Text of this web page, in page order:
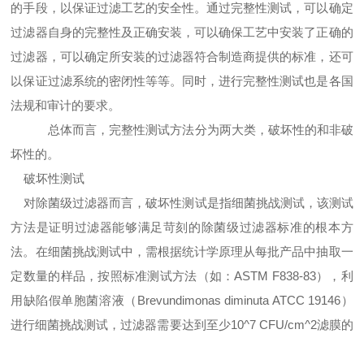
的手段，以保证过滤工艺的安全性。通过完整性测试，可以确定
过滤器自身的完整性及正确安装，可以确保工艺中安装了正确的
过滤器，可以确定所安装的过滤器符合制造商提供的标准，还可
以保证过滤系统的密闭性等等。同时，进行完整性测试也是各国
法规和审计的要求。
总体而言，完整性测试方法分为两大类，破坏性的和非破
坏性的。
破坏性测试
对除菌级过滤器而言，破坏性测试是指细菌挑战测试，该测试
方法是证明过滤器能够满足苛刻的除菌级过滤器标准的根本方
法。在细菌挑战测试中，需根据统计学原理从每批产品中抽取一
定数量的样品，按照标准测试方法（如：ASTM F838-83），利
用缺陷假单胞菌溶液（Brevundimonas diminuta ATCC 19146）
进行细菌挑战测试，过滤器需要达到至少10^7 CFU/cm^2滤膜的